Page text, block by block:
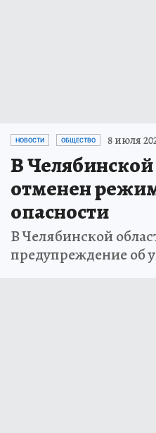
НОВОСТИ ОБЩЕСТВО 8 июля
В
отменен
опасности
В Челябинской
предупреждение об